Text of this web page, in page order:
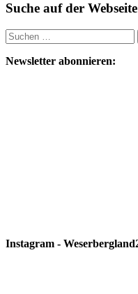
Suche auf der
Suchen
nach:
Newsletter abonnieren:
Instagram -